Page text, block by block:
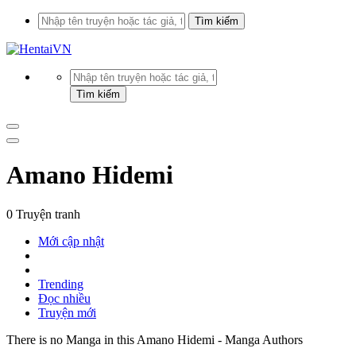
Amano Hidemi
0 Truyện tranh
Mới cập nhật
Trending
Đọc nhiều
Truyện mới
There is no Manga in this Amano Hidemi - Manga Authors